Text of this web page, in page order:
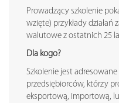
Prowadzący szkolenie
wzięte) przykłady działań
walutowe z ostatnich 25
Dla kogo?
Szkolenie jest
przedsiębiorców, którzy
eksportową, importową,